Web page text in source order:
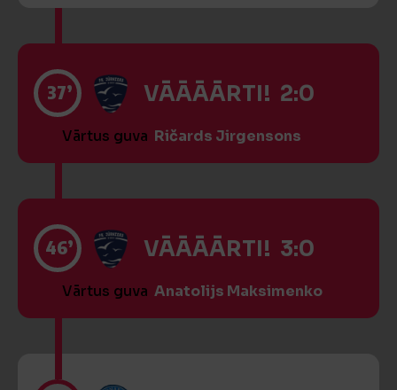
37’ VĀĀĀĀRTI! 2:0
Vārtus guva Ričards Jirgensons
46’ VĀĀĀĀRTI! 3:0
Vārtus guva Anatolijs Maksimenko